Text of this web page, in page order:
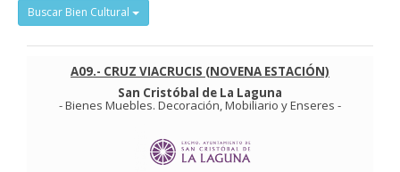
Buscar Bien Cultural
A09.- CRUZ VIACRUCIS (NOVENA ESTACIÓN)
San Cristóbal de La Laguna
-Bienes Muebles. Decoración, Mobiliario y Enseres -